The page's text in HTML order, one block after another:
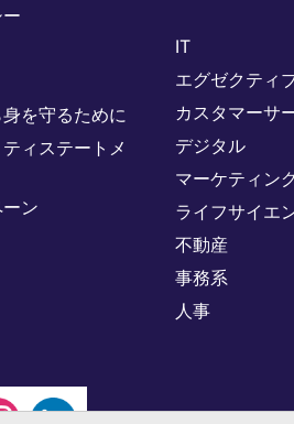
を守るために
ィステートメ
ン
IT
エグゼクティ
カスタマーサ
デジタル
マーケティン
ライフサイエ
不動産
事務系
人事